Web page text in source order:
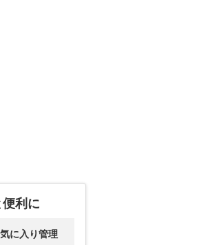
利に
に入り管理